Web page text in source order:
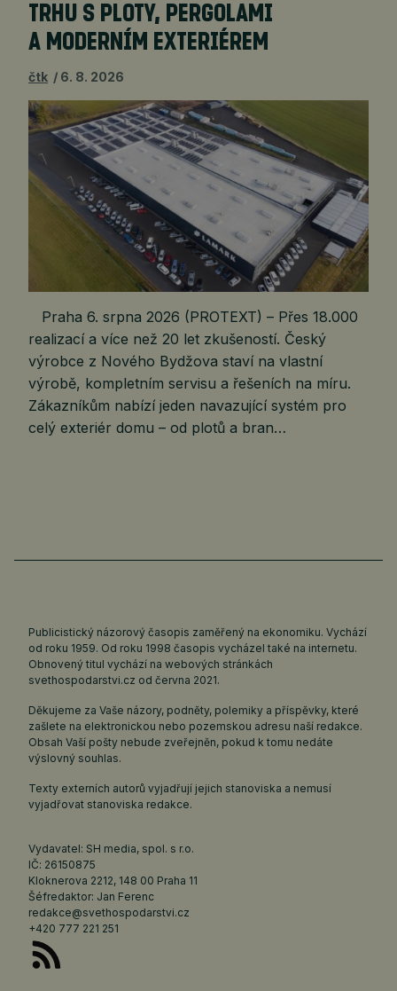
TRHU S PLOTY, PERGOLAMI
A MODERNÍM EXTERIÉREM
čtk 6. 8. 2026
Praha 6. srpna 2026 (PROTEXT) – Přes 18.000
realizací a více než 20 let zkušeností. Český
výrobce z Nového Bydžova staví na vlastní
výrobě, kompletním servisu a řešeních na míru.
Zákazníkům nabízí jeden navazující systém pro
celý exteriér domu – od plotů a bran…
Publicistický názorový časopis zaměřený na ekonomiku. Vychází
od roku 1959. Od roku 1998 časopis vycházel také na internetu.
Obnovený titul vychází na webových stránkách
svethospodarstvi.cz od června 2021.
Děkujeme za Vaše názory, podněty, polemiky a příspěvky, které
zašlete na elektronickou nebo pozemskou adresu naší redakce.
Obsah Vaší pošty nebude zveřejněn, pokud k tomu nedáte
výslovný souhlas.
Texty externích autorů vyjadřují jejich stanoviska a nemusí
vyjadřovat stanoviska redakce.
Vydavatel: SH media, spol. s r.o.
IČ: 26150875
Kloknerova 2212, 148 00 Praha 11
Šéfredaktor: Jan Ferenc
redakce@svethospodarstvi.cz
+420 777 221 251